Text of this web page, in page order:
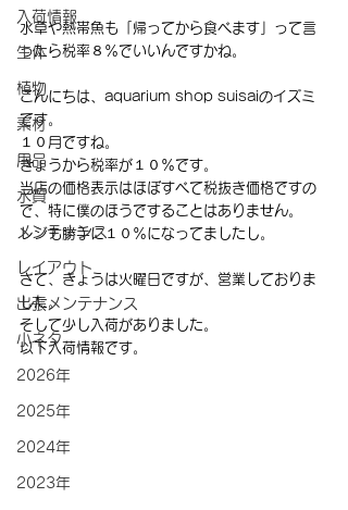
入荷情報
生体
植物
素材
用品
水質
メンテナンス
レイアウト
出張メンテナンス
小ネタ
2026年
2025年
2024年
2023年
水草や熱帯魚も「帰ってから食べます」って言
ったら税率８％でいいんですかね。
こんにちは、aquarium shop suisaiのイズミ
です。
１０月ですね。
きょうから税率が１０％です。
当店の価格表示はほぼすべて税抜き価格ですの
で、特に僕のほうですることはありません。
レジも勝手に１０％になってましたし。
さて、きょうは火曜日ですが、営業しておりま
した。
そして少し入荷がありました。
以下入荷情報です。